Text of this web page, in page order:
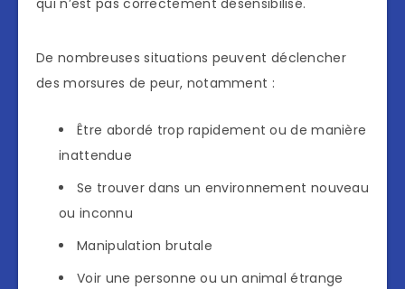
qui n’est pas correctement désensibilisé.
De nombreuses situations peuvent déclencher
des morsures de peur, notamment :
Être abordé trop rapidement ou de manière
inattendue
Se trouver dans un environnement nouveau
ou inconnu
Manipulation brutale
Voir une personne ou un animal étrange